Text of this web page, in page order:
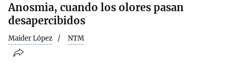
Anosmia, cuando los olores pasan
desapercibidos
Maider López NTM